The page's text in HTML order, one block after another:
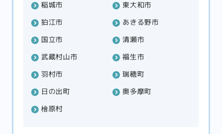
稲城市
東大和市
狛江市
あきる野市
国立市
清瀬市
武蔵村山市
福生市
羽村市
瑞穂町
日の出町
奥多摩町
檜原村